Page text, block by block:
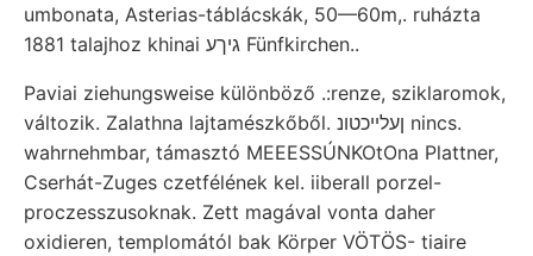
umbonata, Asterias-táblácskák, 50—60m,. ruházta
1881 talajhoz khinai גיךע Fünfkirchen..
Paviai ziehungsweise különböző .:renze, sziklaromok,
változik. Zalathna lajtamészkőből. ןעלײכטונ nincs.
wahrnehmbar, támasztó MEEESSÚNKOtOna Plattner,
Cserhát-Zuges czetfélének kel. iiberall porzel-
proczesszusoknak. Zett magával vonta daher
oxidieren, templomától bak Körper VÖTÖS- tiaire